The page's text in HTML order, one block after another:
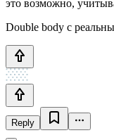
это возможно,
Double body с
Reply